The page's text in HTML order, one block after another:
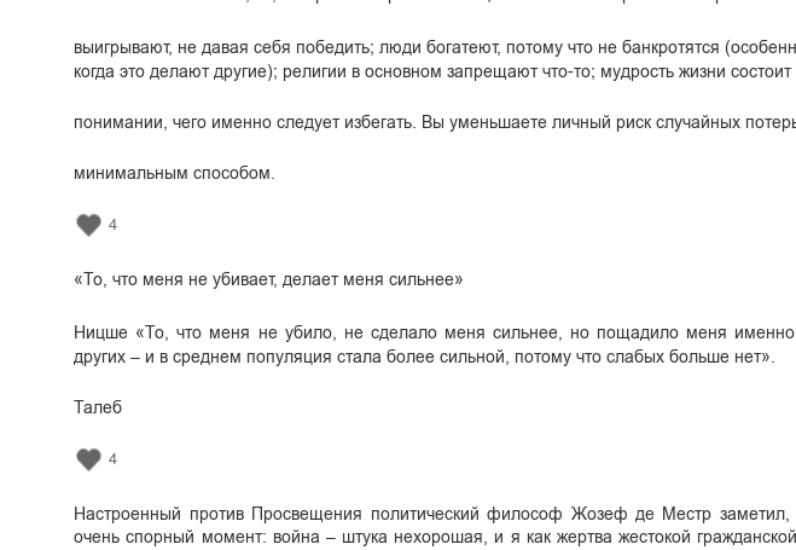
выигрывают, не давая себя победить; люди богатеют, потому что не банкротятся
когда это делают другие); религии в основном запрещают что-то; мудрость жизни состоит
понимании, чего именно следует избегать. Вы уменьшаете личный риск случайных
минимальным способом.
4
«То, что меня не убивает, делает меня сильнее»
Ницше «То, что меня не убило, не сделало меня сильнее, но пощадило меня именно
других – и в среднем популяция стала более сильной, потому что слабых больше нет».
Талеб
4
Настроенный против Просвещения политический философ Жозеф де Местр заметил,
очень спорный момент: война – штука нехорошая, и я как жертва жестокой